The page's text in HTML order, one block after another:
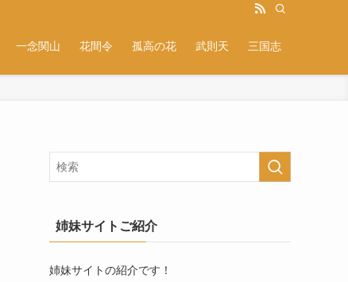
一念関山 花間令 孤高の花 武則天 三国志
姉妹サイトご紹介
姉妹サイトの紹介です！